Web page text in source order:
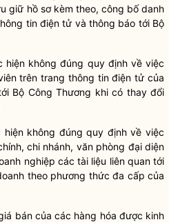
giữ hồ sơ kèm theo, công bố danh
tin điện tử và thông báo tới Bộ
hiện không đúng quy định về việc
trên trang thông tin điện tử của
Bộ Công Thương khi có thay đổi
không đúng quy định về việc
chi nhánh, văn phòng đại diện
nghiệp các tài liệu liên quan tới
theo phương thức đa cấp của
bán của các hàng hóa được kinh